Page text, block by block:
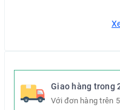
Giao hàng trong
Với đơn hàng trên